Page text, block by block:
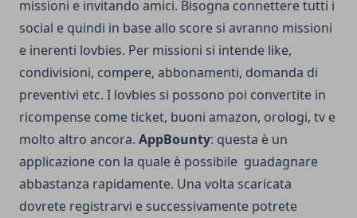
missioni e invitando amici. Bisogna connettere tutti i
social e quindi in base allo score si avranno missioni
e inerenti lovbies. Per missioni si intende like,
condivisioni, compere, abbonamenti, domanda di
preventivi etc. I lovbies si possono poi convertite in
ricompense come ticket, buoni amazon, orologi, tv e
molto altro ancora. AppBounty: questa è un
applicazione con la quale è possibile guadagnare
abbastanza rapidamente. Una volta scaricata
dovrete registrarvi e successivamente potrete